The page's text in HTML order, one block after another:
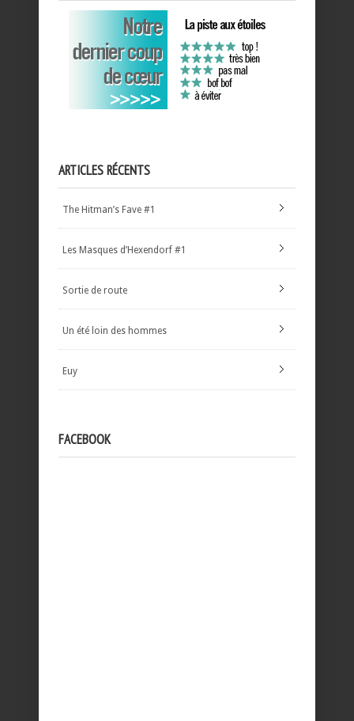
ARTICLES RÉCENTS
The Hitman’s Fave #1
Les Masques d’Hexendorf #1
Sortie de route
Un été loin des hommes
Euy
FACEBOOK